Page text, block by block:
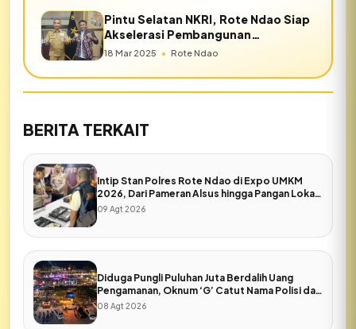
Pintu Selatan NKRI, Rote Ndao Siap
Akselerasi Pembangunan
Perbatasan
18 Mar 2025 • Rote Ndao
BERITA TERKAIT
Intip Stan Polres Rote Ndao di Expo UMKM
2026, Dari Pameran Alsus hingga Pangan Lokal
Bhayangkari
09 Agt 2026
Diduga Pungli Puluhan Juta Berdalih Uang
Pengamanan, Oknum ‘G’ Catut Nama Polisi dan
Pers di Expo Rote Ndao
08 Agt 2026